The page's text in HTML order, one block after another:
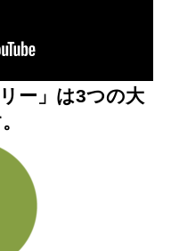
ー」は3つの大